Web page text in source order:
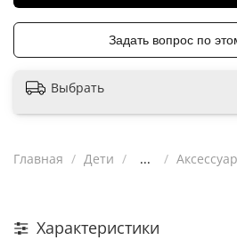
Задать вопрос по
Выбрать
Главная Дети ...
Характеристики